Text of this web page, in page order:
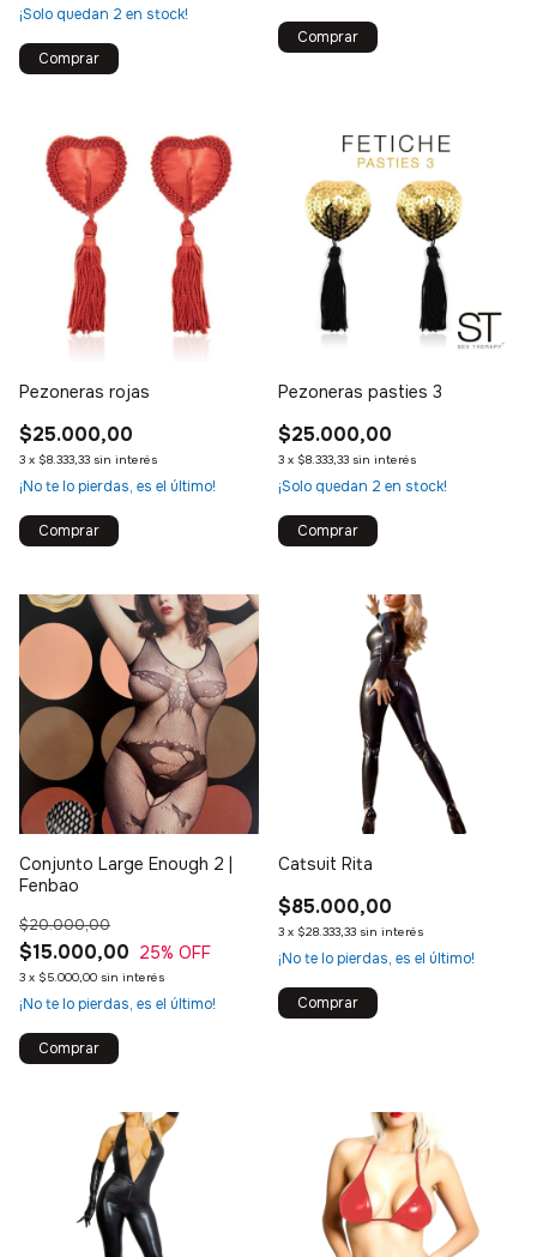
¡Solo quedan 2 en stock!
Pezoneras rojas
$25.000,00
3 x $8.333,33 sin interés
¡No te lo pierdas, es el último!
Pezoneras pasties 3
$25.000,00
3 x $8.333,33 sin interés
¡Solo quedan 2 en stock!
Conjunto Large Enough 2 |
Fenbao
$15.000,00
$20.000,00
25% OFF
3 x $5.000,00 sin interés
¡No te lo pierdas, es el último!
Catsuit Rita
$85.000,00
3 x $28.333,33 sin interés
¡No te lo pierdas, es el último!